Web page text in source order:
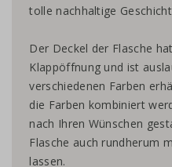
tolle nachhaltige
Der Deckel der Flasche
Klappöffnung und ist
verschiedenen Farben
die Farben kombiniert
nach Ihren Wünschen
Flasche auch rundherum
lassen.